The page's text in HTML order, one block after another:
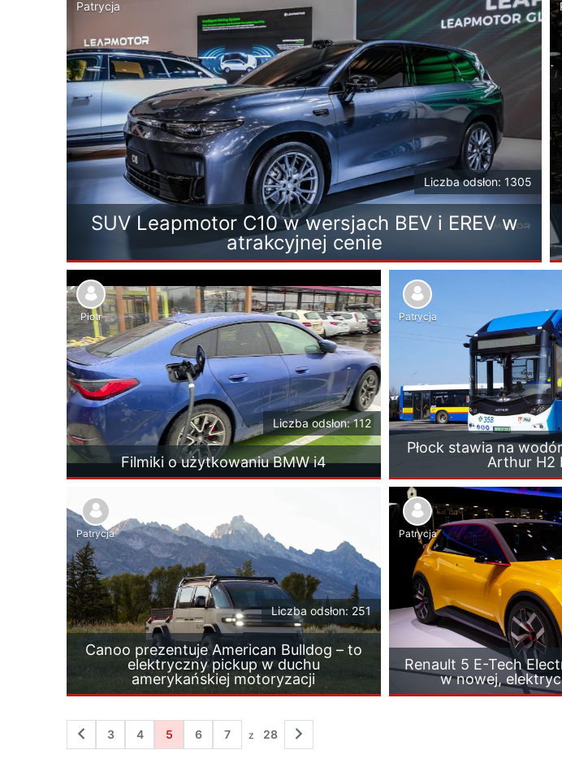
SUV Leapmotor C10 w wersjach BEV i EREV w
atrakcyjnej cenie
Liczba odsłon: 1305
Patrycja
Filmiki o użytkowaniu BMW i4
Liczba odsłon: 112
Piotr
Płock stawia na
Arthur H2
Patrycja
Canoo prezentuje American Bulldog – to
elektryczny pickup w duchu
amerykańskiej motoryzacji
Liczba odsłon: 251
Patrycja
Renault 5 E-Tech
w nowej,
Patrycja
3 4 5 6 7 z 28